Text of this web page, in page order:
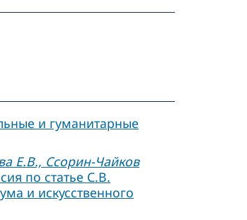
и гуманитарные
Е.В., Ссорин-Чайков
по статье С.В.
и искусственного